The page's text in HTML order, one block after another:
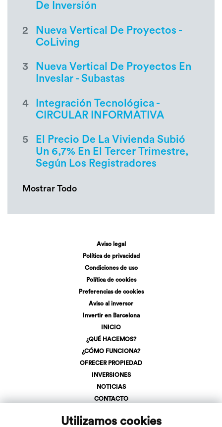
Utilizamos cookies
De Inversión
2
Nueva Vertical De Proyectos -
CoLiving
3
Nueva Vertical De Proyectos En
Inveslar - Subastas
4
Integración Tecnológica -
CIRCULAR INFORMATIVA
5
El Precio De La Vivienda Subió
Un 6,7% En El Tercer Trimestre,
Según Los Registradores
Mostrar Todo
Aviso legal
Política de privacidad
Condiciones de uso
Política de cookies
Preferencias de cookies
Aviso al inversor
Invertir en Barcelona
INICIO
¿QUÉ HACEMOS?
¿CÓMO FUNCIONA?
OFRECER PROPIEDAD
INVERSIONES
NOTICIAS
CONTACTO
LOGIN